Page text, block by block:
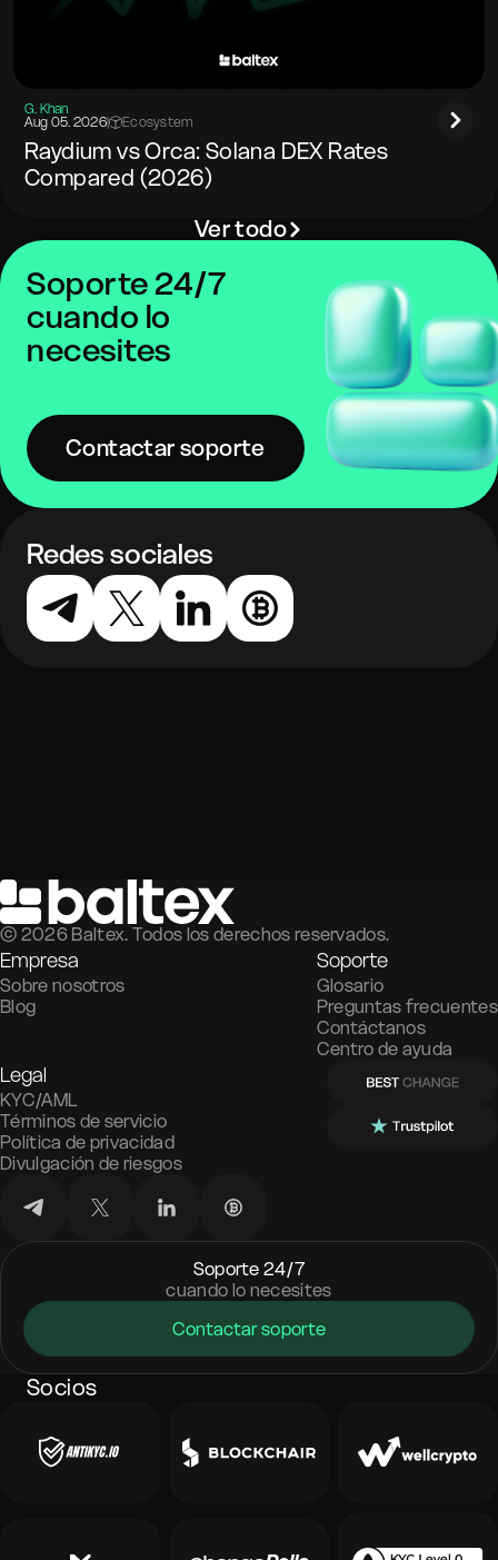
G. Khan
Aug 05. 2026| Ecosystem
Raydium vs Orca: Solana DEX Rates
Compared (2026)
Ver todo
Soporte 24/7
cuando lo
necesites
Contactar soporte
Redes sociales
© 2026 Baltex. Todos los derechos reservados.
Empresa
Sobre nosotros
Blog
Soporte
Glosario
Preguntas frecuentes
Contáctanos
Centro de ayuda
Legal
KYC/AML
Términos de servicio
Política de privacidad
Divulgación de riesgos
Soporte 24/7
cuando lo necesites
Contactar soporte
Socios